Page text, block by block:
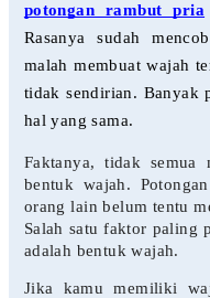
potongan rambut pria
Rasanya sudah
malah membuat wajah
tidak sendirian. Banyak
hal yang sama.
Faktanya, tidak semua
bentuk wajah.
orang lain belum tentu
Salah satu faktor paling
adalah bentuk wajah.
Jika kamu memiliki